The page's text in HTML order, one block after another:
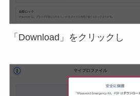
「Download」をクリックし